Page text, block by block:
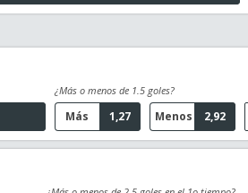
¿Más o menos de 1.5 goles?
1,27
Más 2,92
Menos